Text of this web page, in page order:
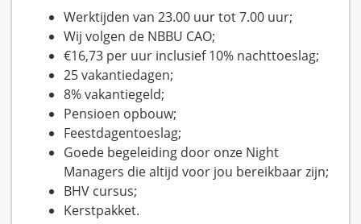
Werktijden van 23.00 uur tot 7.00 uur;
Wij volgen de NBBU CAO;
€16,73 per uur inclusief 10% nachttoeslag;
25 vakantiedagen;
8% vakantiegeld;
Pensioen opbouw;
Feestdagentoeslag;
Goede begeleiding door onze Night
Managers die altijd voor jou bereikbaar zijn;
BHV cursus;
Kerstpakket.